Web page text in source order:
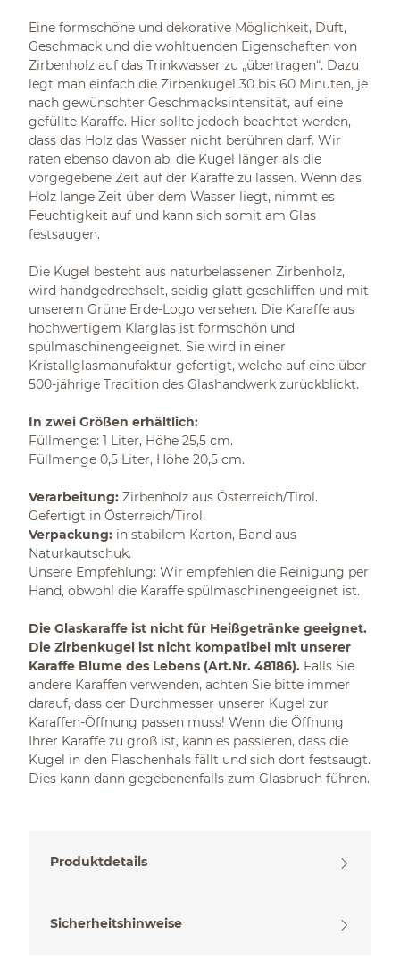
Eine formschöne und dekorative Möglichkeit, Duft,
Geschmack und die wohltuenden Eigenschaften von
Zirbenholz auf das Trinkwasser zu „übertragen“. Dazu
legt man einfach die Zirbenkugel 30 bis 60 Minuten, je
nach gewünschter Geschmacksintensität, auf eine
gefüllte Karaffe. Hier sollte jedoch beachtet werden,
dass das Holz das Wasser nicht berühren darf. Wir
raten ebenso davon ab, die Kugel länger als die
vorgegebene Zeit auf der Karaffe zu lassen. Wenn das
Holz lange Zeit über dem Wasser liegt, nimmt es
Feuchtigkeit auf und kann sich somit am Glas
festsaugen.
Die Kugel besteht aus naturbelassenen Zirbenholz,
wird handgedrechselt, seidig glatt geschliffen und mit
unserem Grüne Erde-Logo versehen. Die Karaffe aus
hochwertigem Klarglas ist formschön und
spülmaschinengeeignet. Sie wird in einer
Kristallglasmanufaktur gefertigt, welche auf eine über
500-jährige Tradition des Glashandwerk zurückblickt.
In zwei Größen erhältlich:
Füllmenge: 1 Liter, Höhe 25,5 cm.
Füllmenge 0,5 Liter, Höhe 20,5 cm.
Verarbeitung: Zirbenholz aus Österreich/Tirol.
Gefertigt in Österreich/Tirol.
Verpackung: in stabilem Karton, Band aus
Naturkautschuk.
Unsere Empfehlung: Wir empfehlen die Reinigung per
Hand, obwohl die Karaffe spülmaschinengeeignet ist.
Die Glaskaraffe ist nicht für Heißgetränke geeignet.
Die Zirbenkugel ist nicht kompatibel mit unserer
Karaffe Blume des Lebens (Art.Nr. 48186). Falls Sie
andere Karaffen verwenden, achten Sie bitte immer
darauf, dass der Durchmesser unserer Kugel zur
Karaffen-Öffnung passen muss! Wenn die Öffnung
Ihrer Karaffe zu groß ist, kann es passieren, dass die
Kugel in den Flaschenhals fällt und sich dort festsaugt.
Dies kann dann gegebenenfalls zum Glasbruch führen.
Produktdetails
Sicherheitshinweise